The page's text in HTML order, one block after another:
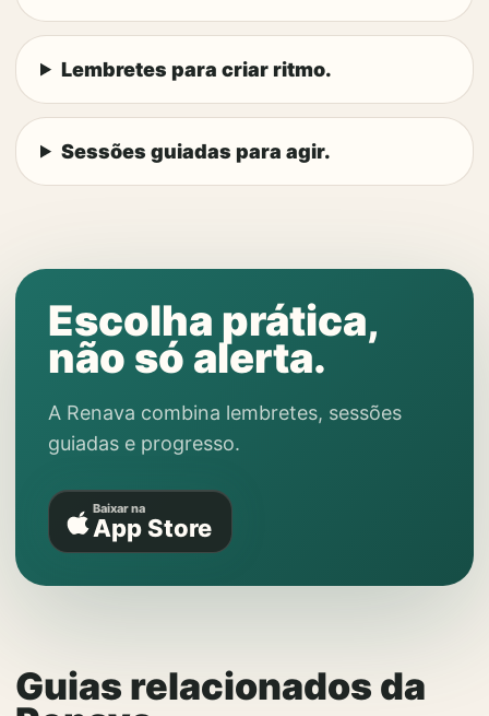
Lembretes para criar ritmo.
Sessões guiadas para agir.
Escolha prática,
não só alerta.
A Renava combina lembretes, sessões
guiadas e progresso.
Baixar na
App Store
Guias relacionados da